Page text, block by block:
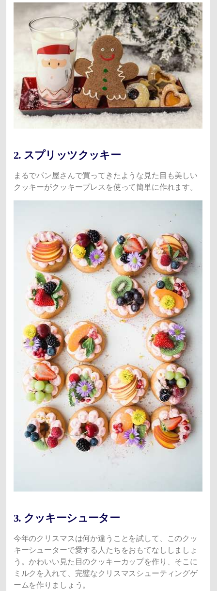
2. スプリッツクッキー
まるでパン屋さんで買ってきたような見た目も美しい
クッキーがクッキープレスを使って簡単に作れます。
3. クッキーシューター
今年のクリスマスは何か違うことを試して、このクッ
キーシューターで愛する人たちをおもてなししましょ
う。かわいい見た目のクッキーカップを作り、そこに
ミルクを入れて、完璧なクリスマスシューティングゲ
ームを作りましょう。